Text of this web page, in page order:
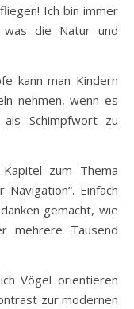
Ich bin immer
die Natur und
kann man Kindern
nehmen, wenn es
Schimpfwort zu
zum Thema
Einfach
gemacht, wie
mehrere Tausend
Vögel orientieren
zur modernen